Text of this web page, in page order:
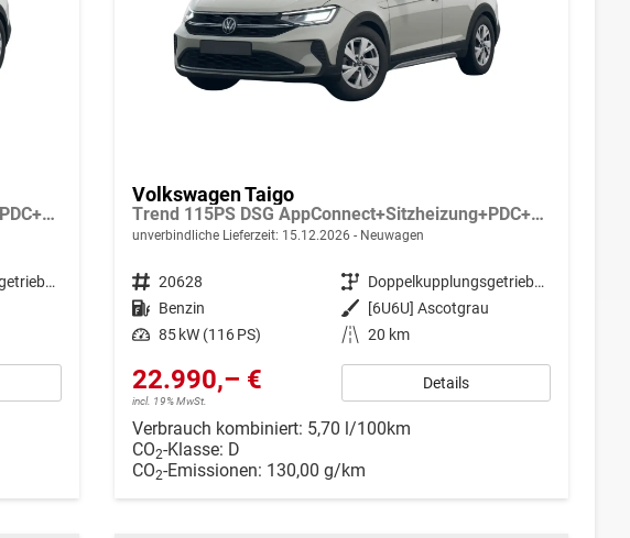
Trend 115PS DSG AppConnect+Sitzheizung+PDC+Alu16+LED+DAB+FrontAssist
Doppelkupplungsgetriebe (DSG)
Volkswagen Taigo
Trend 115PS DSG AppConnect+Sitzheizung+PDC+Alu16+LED+DAB+FrontAssist
unverbindliche Lieferzeit: 15.12.2026 Neuwagen
Fahrzeugnr. 20628 Getriebe
Doppelkupplungsgetriebe (DSG)
Kraftstoff Benzin Außenfarbe
[6U6U] Ascotgrau
Leistung 85 kW (116 PS) Kilometerstand 20 km
22.990,– €
incl. 19% MwSt.
Details
Verbrauch kombiniert: 5,70 l/100km
CO2-Klasse: D
CO2-Emissionen: 130,00 g/km